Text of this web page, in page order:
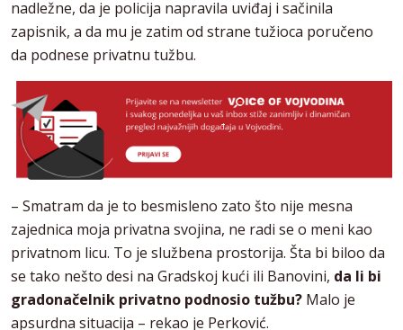
nadležne, da je policija napravila uviđaj i sačinila
zapisnik, a da mu je zatim od strane tužioca poručeno
da podnese privatnu tužbu.
– Smatram da je to besmisleno zato što nije mesna
zajednica moja privatna svojina, ne radi se o meni kao
privatnom licu. To je službena prostorija. Šta bi biloo da
se tako nešto desi na Gradskoj kući ili Banovini, da li bi
gradonačelnik privatno podnosio tužbu? Malo je
apsurdna situacija – rekao je Perković.